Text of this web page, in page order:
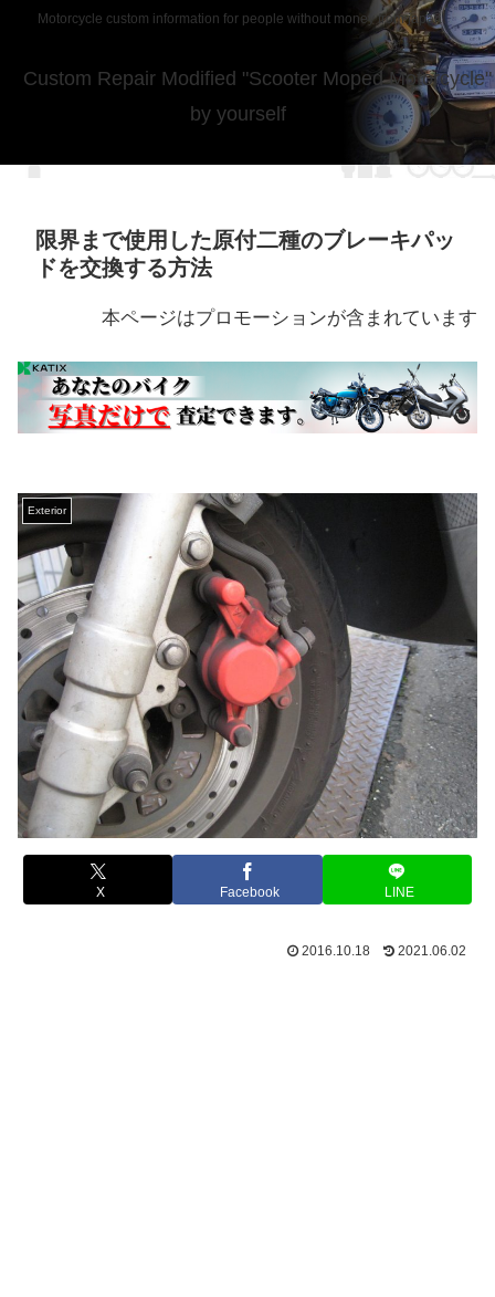
Motorcycle custom information for people without money from japan
Custom Repair Modified "Scooter Moped Motorcycle"
by yourself
限界まで使用した原付二種のブレーキパッ
ドを交換する方法
本ページはプロモーションが含まれています
Exterior
X Facebook LINE
2016.10.18 2021.06.02